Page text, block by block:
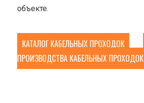
объекте.
КАТАЛОГ КАБЕЛЬНЫХ ПРОХОДОК
ПРОИЗВОДСТВА КАБЕЛЬНЫХ ПРОХОДОК